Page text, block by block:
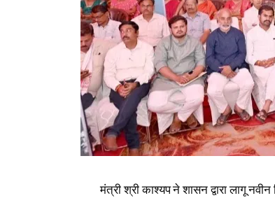
मंत्री श्री काश्यप ने शासन द्वारा लागू